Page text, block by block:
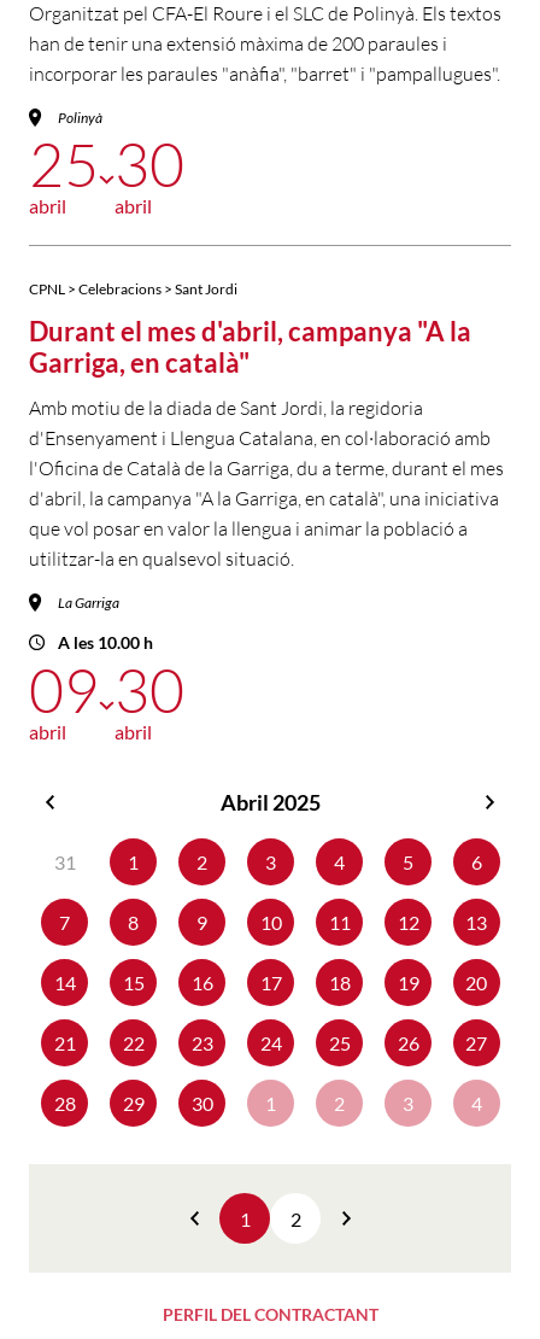
Organitzat pel CFA-El Roure i el SLC de Polinyà. Els textos
han de tenir una extensió màxima de 200 paraules i
incorporar les paraules "anàfia", "barret" i "pampallugues".
Polinyà
25
abril
30
abril
CPNL > Celebracions > Sant Jordi
Durant el mes d'abril, campanya "A la
Garriga, en català"
Amb motiu de la diada de Sant Jordi, la regidoria
d'Ensenyament i Llengua Catalana, en col·laboració amb
l'Oficina de Català de la Garriga, du a terme, durant el mes
d'abril, la campanya "A la Garriga, en català", una iniciativa
que vol posar en valor la llengua i animar la població a
utilitzar-la en qualsevol situació.
La Garriga
A les 10.00 h
09
abril
30
abril
Abril 2025
31
1 2 3 4 5 6
7 8 9 10 11 12 13
14 15 16 17 18 19 20
21 22 23 24 25 26 27
28 29 30 1 2 3 4
Anterior
1 2
PERFIL DEL CONTRACTANT